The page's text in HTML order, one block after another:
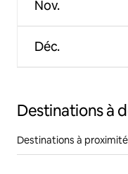
Nov.
Déc.
Destinations à
Destinations à proximité